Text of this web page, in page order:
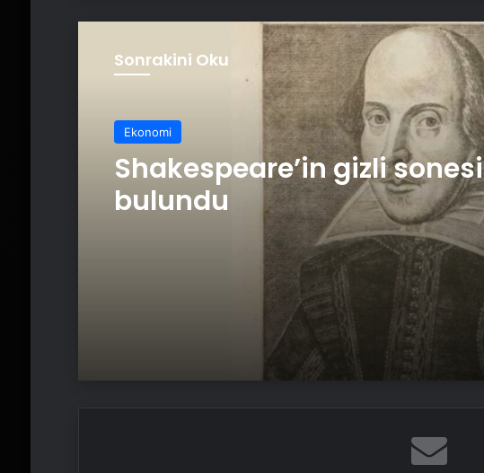
Sonrakini Oku
Ekonomi
Shakespeare’in gizli sonesi
bulundu